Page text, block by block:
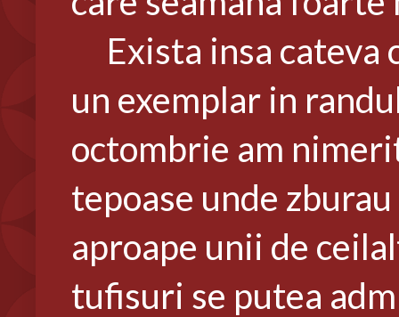
Exista insa cateva
un exemplar in
octombrie am
tepoase unde
aproape unii de
tufisuri se putea